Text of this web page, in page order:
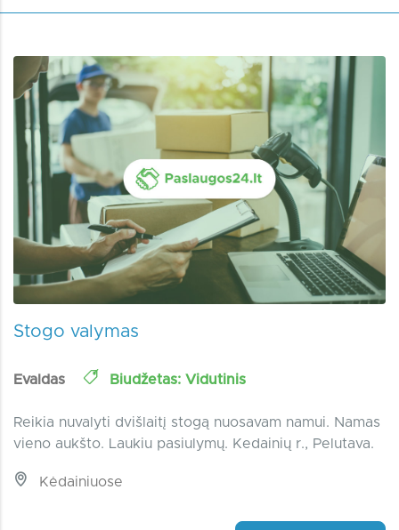
Stogo valymas
Evaldas Biudžetas: Vidutinis
Reikia nuvalyti dvišlaitį stogą nuosavam namui. Namas
vieno aukšto. Laukiu pasiulymų. Kedainių r., Pelutava.
Kėdainiuose